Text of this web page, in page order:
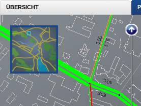
ÜBERSICHT